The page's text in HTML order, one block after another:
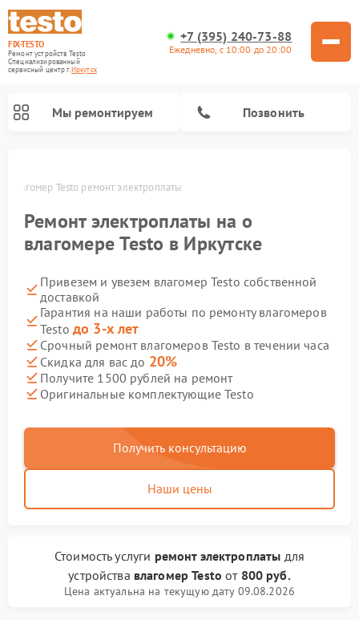
FIX-TESTO
Ремонт устройств Testo
Специализированный
cервисный центр г.Иркутск
+7 (395) 240-73-88
Ежедневно, с 10:00 до 20:00
Мы ремонтируем Позвонить
Влагомер Testo ремонт электроплаты
Ремонт электроплаты на о
влагомере Testo в Иркутске
Привезем и увезем влагомер Testo собственной
доставкой
Гарантия на наши работы по ремонту влагомеров
Testo до 3-х лет
Срочный ремонт влагомеров Testo в течении часа
Скидка для вас до 20%
Получите 1500 рублей на ремонт
Оригинальные комплектующие Testo
Получить консультацию
Наши цены
Стоимость услуги ремонт электроплаты для
устройства влагомер Testo от 800 руб.
Цена актуальна на текущую дату 09.08.2026